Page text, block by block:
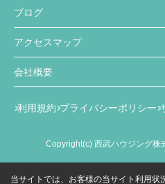
ブログ
アクセスマップ
会社概要
利用規約 プライバシーポリシー
Copyright(c) 西武ハウジング株
当サイトでは、お客様の当サイト利用状